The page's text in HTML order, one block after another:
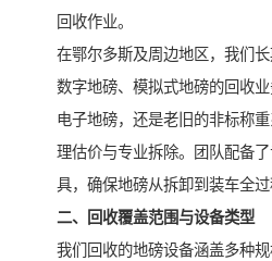
回收作业。
在鄂尔多斯及周边地区，我们长
数字地磅、模拟式地磅的回收
电子地磅，还是老旧的非标称
理估价与专业拆除。团队配备
具，确保地磅从拆卸到装车全过
二、回收覆盖范围与设备类型
我们回收的地磅设备涵盖多种